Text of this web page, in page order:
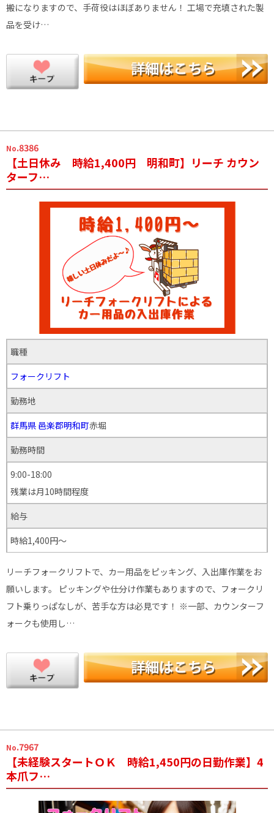
搬になりますので、手荷役はほぼありません！ 工場で充填された製
品を受け…
No.8386
【土日休み 時給1,400円 明和町】リーチ カウン
ターフ…
職種
フォークリフト
勤務地
群馬県 邑楽郡明和町赤堀
勤務時間
9:00-18:00
残業は月10時間程度
給与
時給1,400円～
リーチフォークリフトで、カー用品をピッキング、入出庫作業をお
願いします。 ピッキングや仕分け作業もありますので、フォークリ
フト乗りっぱなしが、苦手な方は必見です！ ※一部、カウンターフ
ォークも使用し…
No.7967
【未経験スタートＯＫ 時給1,450円の日勤作業】4
本爪フ…